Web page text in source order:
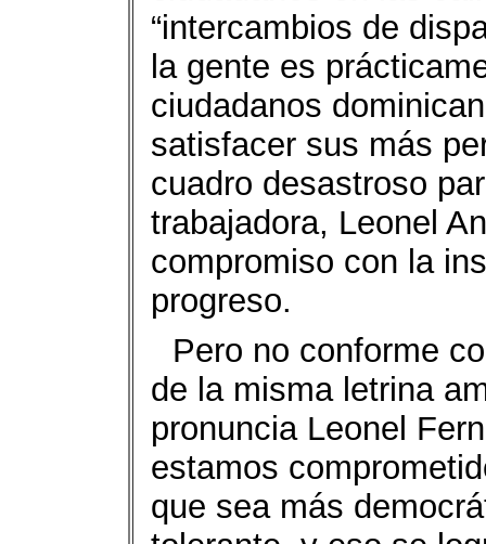
“intercambios de
la gente es
ciudadanos
satisfacer sus más
cuadro desastroso
trabajadora, Leonel
compromiso con la
progreso.
Pero no conforme
de la misma letrina
pronuncia Leonel
estamos
que sea más